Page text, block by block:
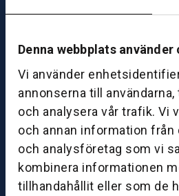
Denna webbplats
Vi använder
annonserna till
och analysera vår trafik. Vi
och annan information
och analysföretag som vi
kombinera informationen
tillhandahållit eller som de
0
B
ut
ik
S
k
ö